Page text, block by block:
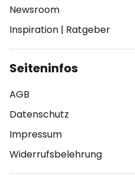
Newsroom
Inspiration | Ratgeber
Seiteninfos
AGB
Datenschutz
Impressum
Widerrufsbelehrung